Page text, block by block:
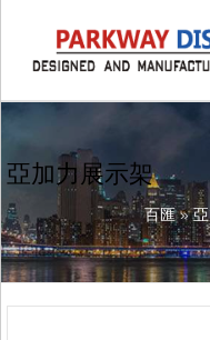
亞加力展示架
百匯»